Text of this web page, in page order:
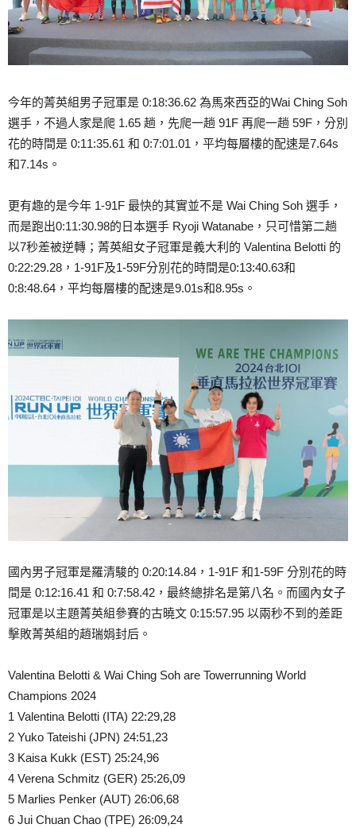
今年的菁英組男子冠軍是 0:18:36.62 為馬來西亞的Wai Ching Soh
選手，不過人家是爬 1.65 趟，先爬一趟 91F 再爬一趟 59F，分別
花的時間是 0:11:35.61 和 0:7:01.01，平均每層樓的配速是7.64s
和7.14s。
更有趣的是今年 1-91F 最快的其實並不是 Wai Ching Soh 選手，
而是跑出0:11:30.98的日本選手 Ryoji Watanabe，只可惜第二趟
以7秒差被逆轉；菁英組女子冠軍是義大利的 Valentina Belotti 的
0:22:29.28，1-91F及1-59F分別花的時間是0:13:40.63和
0:8:48.64，平均每層樓的配速是9.01s和8.95s。
國內男子冠軍是羅清駿的 0:20:14.84，1-91F 和1-59F 分別花的時
間是 0:12:16.41 和 0:7:58.42，最終總排名是第八名。而國內女子
冠軍是以主題菁英組參賽的古曉文 0:15:57.95 以兩秒不到的差距
擊敗菁英組的趙瑞娟封后。
Valentina Belotti & Wai Ching Soh are Towerrunning World
Champions 2024
1 Valentina Belotti (ITA) 22:29,28
2 Yuko Tateishi (JPN) 24:51,23
3 Kaisa Kukk (EST) 25:24,96
4 Verena Schmitz (GER) 25:26,09
5 Marlies Penker (AUT) 26:06,68
6 Jui Chuan Chao (TPE) 26:09,24